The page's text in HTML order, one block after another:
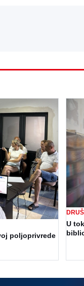
poljoprivrede
U